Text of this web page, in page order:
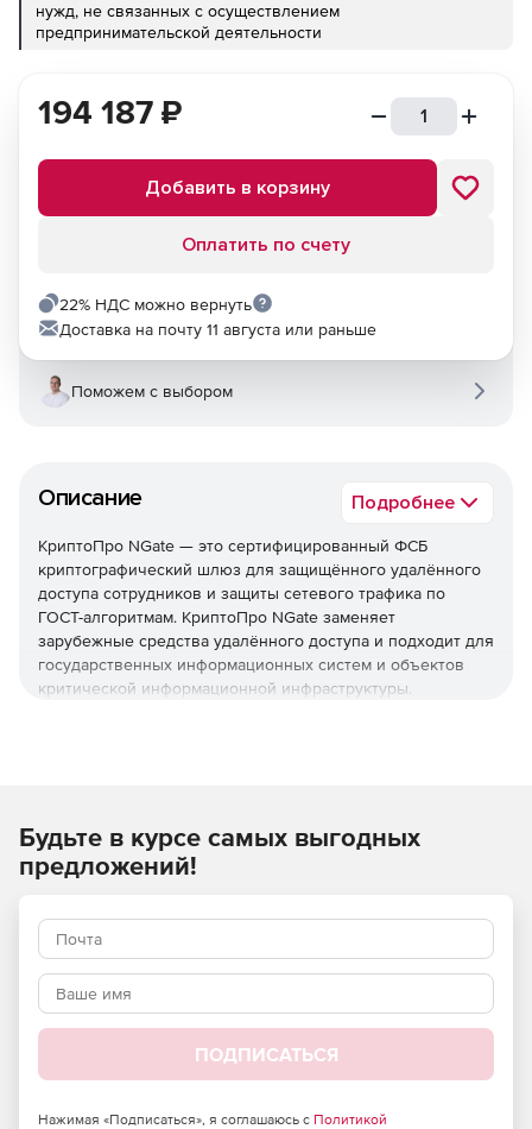
нужд, не связанных с осуществлением
предпринимательской деятельности
Описание Подробнее
КриптоПро NGate — это сертифицированный ФСБ
криптографический шлюз для защищённого удалённого
доступа сотрудников и защиты сетевого трафика по
ГОСТ-алгоритмам. КриптоПро NGate заменяет
зарубежные средства удалённого доступа и подходит для
государственных информационных систем и объектов
критической информационной инфраструктуры.
российским алгоритмам ГОСТ с классами защиты КС1, КС2
и КС3. Лицензия КриптоПро NGate закрывает задачи, для
которых ранее применялись зарубежные средства
Криптографическим ядром шлюза служит
.
Функциональные возможности
NGate
Сервер защиты транспортного
194 187 ₽
Добавить в корзину
Оплатить по счету
22% НДС можно вернуть
Доставка на почту 11 августа или раньше
Поможем с выбором
Будьте в курсе самых выгодных
предложений!
ПОДПИСАТЬСЯ
Нажимая «Подписаться», я соглашаюсь с Политикой